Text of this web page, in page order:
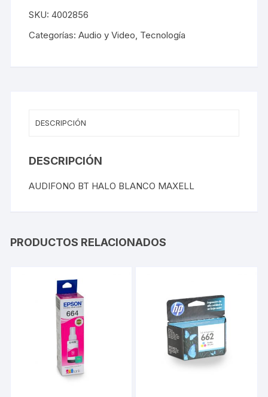
LISTA
DE
DESEOS
SKU:4002856
Categorías:Audio y Video, Tecnología
DESCRIPCIÓN
DESCRIPCIÓN
AUDIFONO BT HALO BLANCO MAXELL
PRODUCTOS RELACIONADOS